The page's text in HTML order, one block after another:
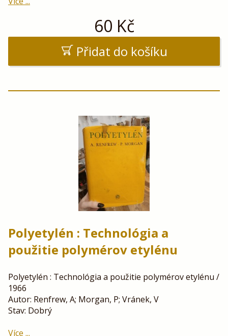
60 Kč
Přidat do košíku
Polyetylén : Technológia a
použitie polymérov etylénu
Polyetylén : Technológia a použitie polymérov etylénu /
1966
Autor: Renfrew, A; Morgan, P; Vránek, V
Stav: Dobrý
Více ...